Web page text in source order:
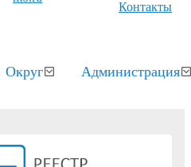
Контакты⁠
Округ Администрация